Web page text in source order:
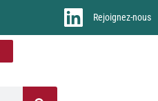
Rejoignez-nous